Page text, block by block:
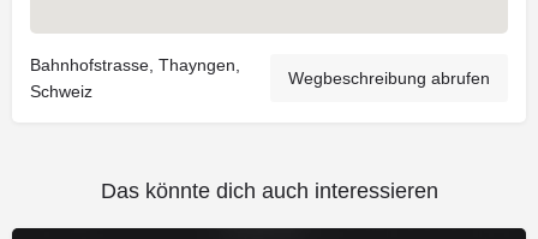
Bahnhofstrasse, Thayngen,
Schweiz
Wegbeschreibung abrufen
Das könnte dich auch interessieren